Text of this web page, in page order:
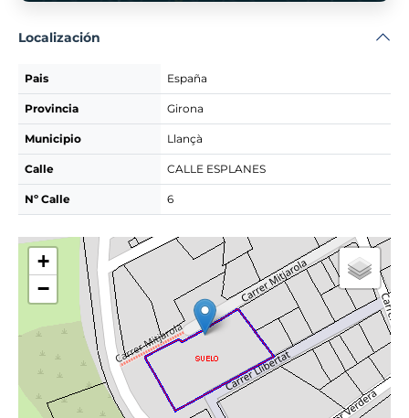
Localización
Pais España
Provincia Girona
Municipio Llançà
Calle CALLE ESPLANES
Nº Calle 6
+
−